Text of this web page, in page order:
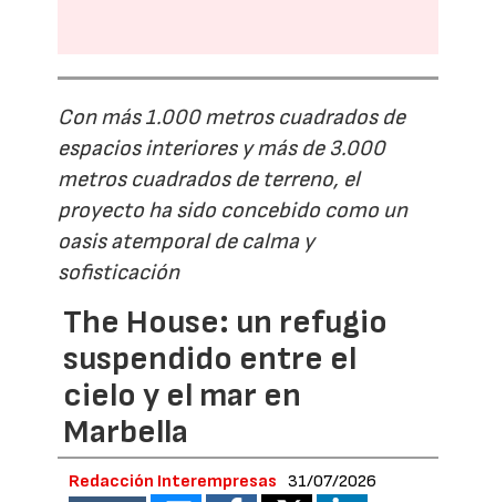
Con más 1.000 metros cuadrados de
espacios interiores y más de 3.000
metros cuadrados de terreno, el
proyecto ha sido concebido como un
oasis atemporal de calma y
sofisticación
The House: un refugio
suspendido entre el
cielo y el mar en
Marbella
Redacción Interempresas 31/07/2026